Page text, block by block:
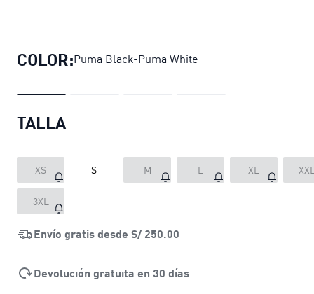
COLOR:Puma Black-Puma White
TALLA
XS S M L XL
3XL
Envío gratis desde S/ 250.00
Devolución gratuita en 30 días